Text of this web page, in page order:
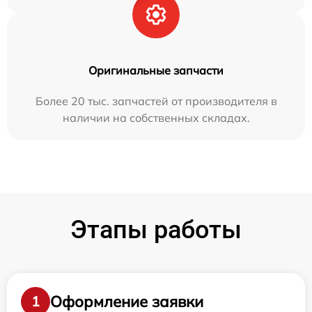
Оригинальные запчасти
Более 20 тыс. запчастей от производителя в
наличии на собственных складах.
Этапы работы
1
Оформление заявки